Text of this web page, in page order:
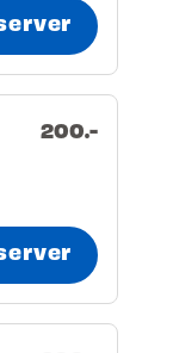
200.-